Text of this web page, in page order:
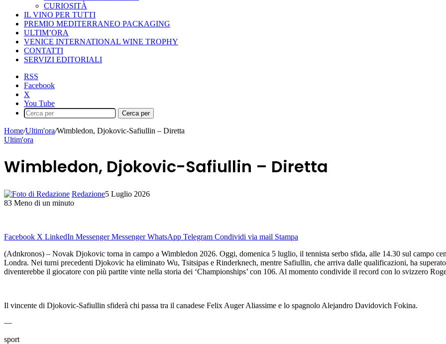
CURIOSITÀ
IL VINO PER TUTTI
PREMIO MEDITERRANEO PACKAGING
ULTIM’ORA
VENICE INTERNATIONAL WINE TROPHY
CONTATTI
SERVIZI EDITORIALI
RSS
Facebook
X
You Tube
Cerca per
Home/Ultim'ora/Wimbledon, Djokovic-Safiullin – Diretta
Ultim'ora
Wimbledon, Djokovic-Safiullin – Diretta
Redazione5 Luglio 2026
83 Meno di un minuto
Facebook X LinkedIn Messenger Messenger WhatsApp Telegram Condividi via mail Stampa
(Adnkronos) – Novak Djokovic torna in campo a Wimbledon 2026. Oggi, domenica 5 luglio, il tennista serbo sfida, alle 14.30 sul campo
Londra. Nei turni precedenti Djokovic ha eliminato Wu, Tsitsipas e Rinderknech, mentre Safiullin, che arriva dalle qualificazioni, ha
diventerebbe il giocatore con più partite vinte nella storia dei ‘Championships’ con 106. Al momento condivide il record con lo svizzero
Il vincente di Djokovic-Safiullin sfiderà chi passa tra il canadese Felix Auger Aliassime e lo spagnolo Alejandro Davidovich Fokina.
—
sport